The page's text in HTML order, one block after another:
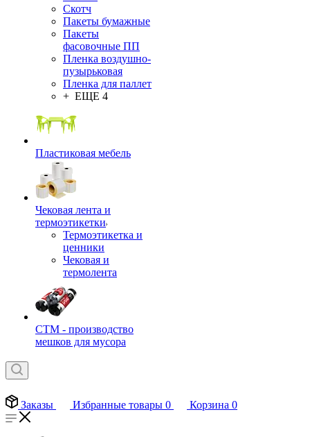
Скотч
Пакеты бумажные
Пакеты
фасовочные ПП
Пленка воздушно-
пузырьковая
Пленка для паллет
+ ЕЩЕ 4
Пластиковая мебель
Чековая лента и
термоэтикетки
Термоэтикетка и
ценники
Чековая и
термолента
СТМ - производство
мешков для мусора
Заказы Избранные товары 0 Корзина 0